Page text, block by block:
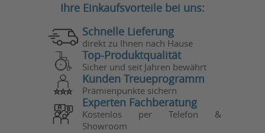
Ihre Einkaufsvorteile bei uns:
Schnelle Lieferung
direkt zu Ihnen nach Hause
Top-Produktqualität
Sicher und seit Jahren bewährt
Kunden Treueprogramm
Prämienpunkte sichern
Experten Fachberatung
Kostenlos per Telefon &
Showroom